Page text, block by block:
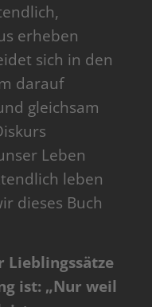
erheben
sich in den
darauf
gleichsam
Leben
leben
dieses Buch
Lieblingssätze
ist: „Nur weil